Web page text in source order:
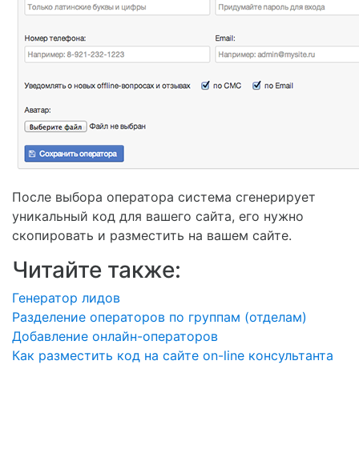
После выбора оператора система сгенерирует
уникальный код для вашего сайта, его нужно
скопировать и разместить на вашем сайте.
Читайте также:
Генератор лидов
Разделение операторов по группам (отделам)
Добавление онлайн-операторов
Как разместить код на сайте on-line консультанта